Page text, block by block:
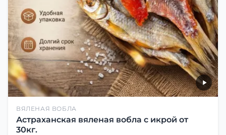
ВЯЛЕНАЯ ВОБЛА
Астраханская вяленая вобла с икрой от
30кг.